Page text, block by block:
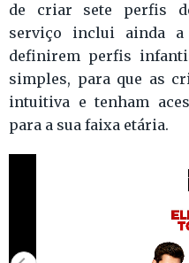
de criar sete perfis
serviço inclui ainda
definirem perfis
simples, para que as
intuitiva e tenham
para a sua faixa etária.